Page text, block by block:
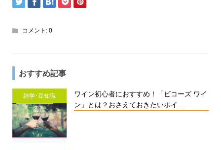
コメント: 0
おすすめ記事
雑学･豆知識
ワイン初心者におすすめ！「ビコーズ ワイ
ン」とは？おさえておきたいポイ...